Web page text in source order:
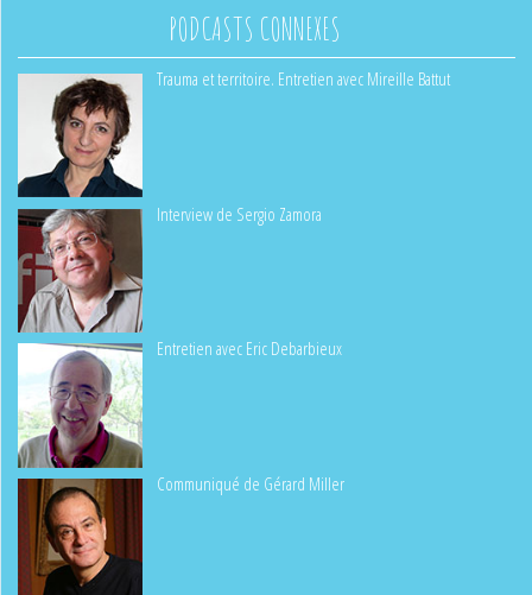
PODCASTS CONNEXES
Trauma et territoire. Entretien avec Mireille Battut
Interview de Sergio Zamora
Entretien avec Eric Debarbieux
Communiqué de Gérard Miller